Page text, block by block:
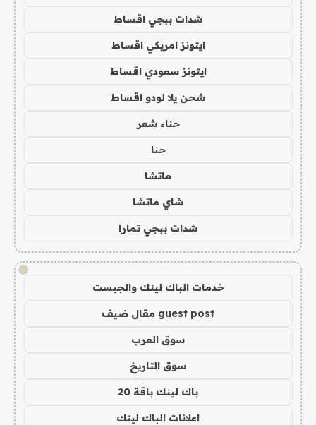
شدات ببجي اقساط
ايتونز امريكي اقساط
ايتونز سعودي اقساط
شحن يلا لودو اقساط
حناء شعر
حنا
ماتشا
شاي ماتشا
شدات ببجي تمارا
!
خدمات الباك لينك والجيست
guest post مقال ضيف
سوق العرب
سوق التاريخ
باك لينك باقة 20
اعلانات الباك لينك